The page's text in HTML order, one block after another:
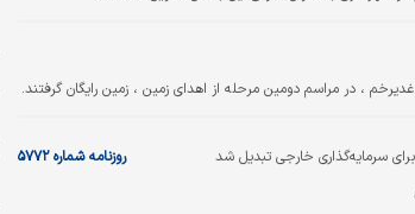
سرمایه‌گذاری خارجی تبدیل شد روزنامه شماره ۵۷۷۲